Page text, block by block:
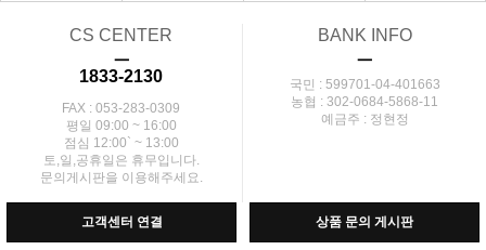
CS CENTER
ㅡ
1833-2130
FAX : 053-283-0309
평일 09:00 ~ 16:00
점심 12:00` ~ 13:00
토,일,공휴일은 휴무입니다.
문의게시판을 이용해주세요.
BANK INFO
ㅡ
국민 : 599701-04-401663
농협 : 302-0684-5868-11
예금주 : 정현정
고객센터 연결 상품 문의 게시판